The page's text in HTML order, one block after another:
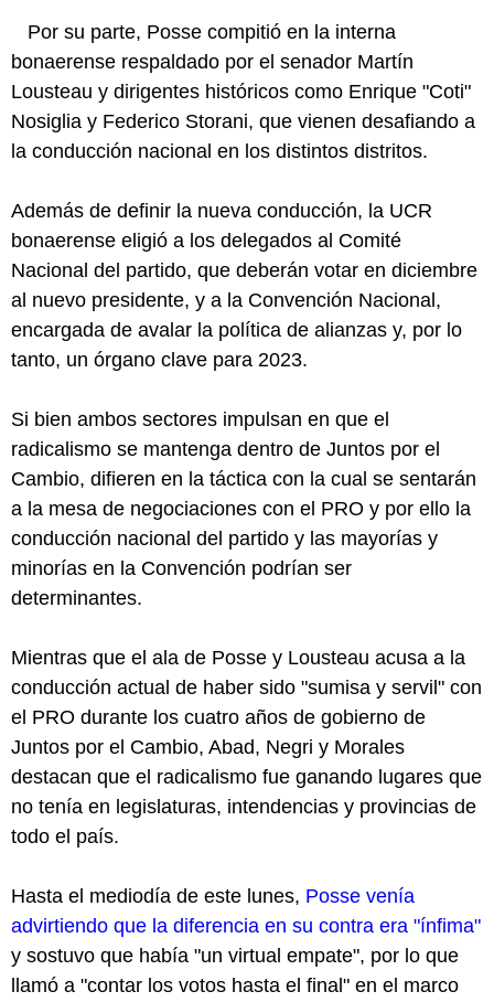
Por su parte, Posse compitió en la interna
bonaerense respaldado por el senador Martín
Lousteau y dirigentes históricos como Enrique "Coti"
Nosiglia y Federico Storani, que vienen desafiando a
la conducción nacional en los distintos distritos.
Además de definir la nueva conducción, la UCR
bonaerense eligió a los delegados al Comité
Nacional del partido, que deberán votar en diciembre
al nuevo presidente, y a la Convención Nacional,
encargada de avalar la política de alianzas y, por lo
tanto, un órgano clave para 2023.
Si bien ambos sectores impulsan en que el
radicalismo se mantenga dentro de Juntos por el
Cambio, difieren en la táctica con la cual se sentarán
a la mesa de negociaciones con el PRO y por ello la
conducción nacional del partido y las mayorías y
minorías en la Convención podrían ser
determinantes.
Mientras que el ala de Posse y Lousteau acusa a la
conducción actual de haber sido "sumisa y servil" con
el PRO durante los cuatro años de gobierno de
Juntos por el Cambio, Abad, Negri y Morales
destacan que el radicalismo fue ganando lugares que
no tenía en legislaturas, intendencias y provincias de
todo el país.
Hasta el mediodía de este lunes, Posse venía
advirtiendo que la diferencia en su contra era "ínfima"
y sostuvo que había "un virtual empate", por lo que
llamó a "contar los votos hasta el final" en el marco